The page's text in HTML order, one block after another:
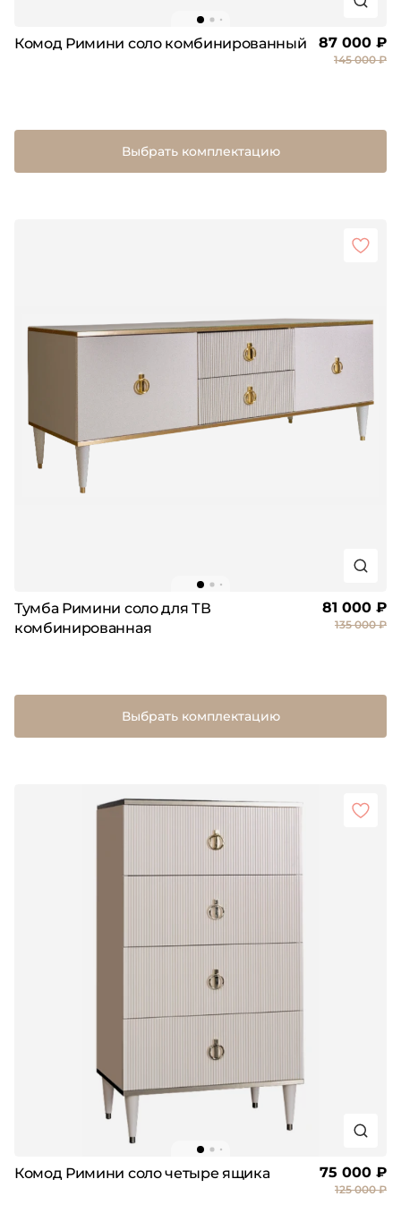
Комод Римини соло комбинированный 87 000 ₽
145 000 ₽
Выбрать комплектацию
Тумба Римини соло для ТВ
комбинированная
81 000 ₽
135 000 ₽
Выбрать комплектацию
Комод Римини соло четыре ящика 75 000 ₽
125 000 ₽